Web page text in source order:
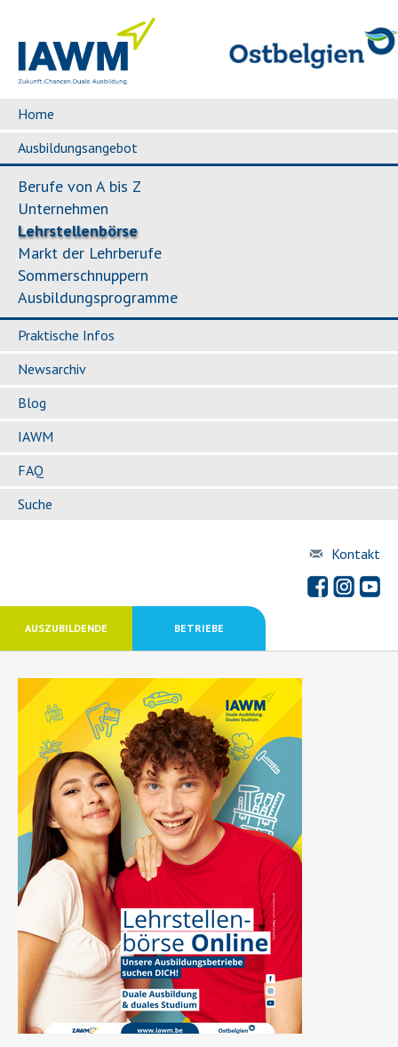
Home
Ausbildungsangebot
Berufe von A bis Z
Unternehmen
Lehrstellenbörse
Markt der Lehrberufe
Sommerschnuppern
Ausbildungsprogramme
Praktische Infos
Newsarchiv
Blog
IAWM
FAQ
Suche
Kontakt
AUSZUBILDENDE BETRIEBE